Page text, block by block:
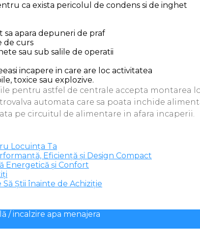
ca exista pericolul de condens si de inghet
sa apara depuneri de praf
de curs
sau sub salile de operatii
incapere in care are loc activitatea
toxice sau explozive.
pentru astfel de centrale accepta montarea
automata care sa poata inchide
pe circuitul de alimentare in afara incaperii.
Locuința Ta
Eficiență și Design Compact
Energetică și Confort
Știi înainte de Achiziție
/ incalzire apa menajera